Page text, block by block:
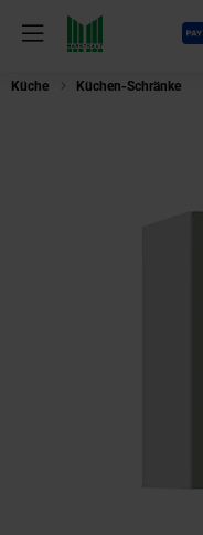
Menü
Küche Küchen-Schränke